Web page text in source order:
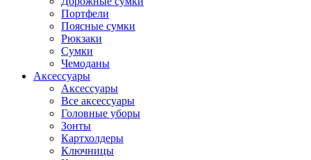
Портфели
Поясные сумки
Рюкзаки
Сумки
Чемоданы
Аксессуары
Аксессуары
Все аксессуары
Головные уборы
Зонты
Картхолдеры
Ключницы